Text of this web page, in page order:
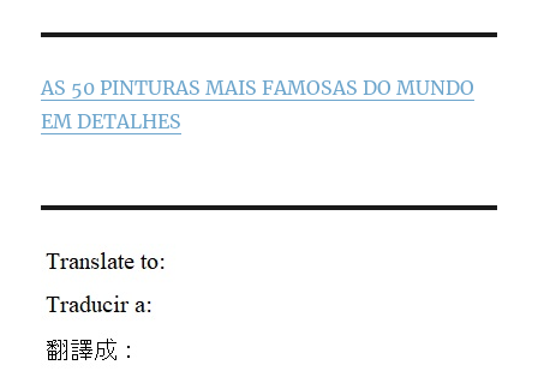
AS 50 PINTURAS MAIS FAMOSAS DO MUNDO
EM DETALHES